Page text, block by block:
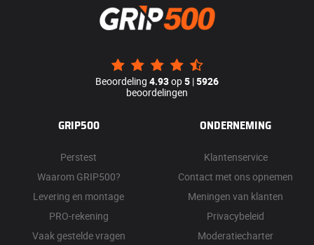
Beoordeling 4.93op5 |5926
beoordelingen
GRIP500
Perstest
Waarom GRIP500?
Levering en montage
PRO-rekening
Vaak gestelde vragen
ONDERNEMING
Klantenservice
Contact met ons opnemen
Meningen van klanten
Privacybeleid
Moderatiecharter